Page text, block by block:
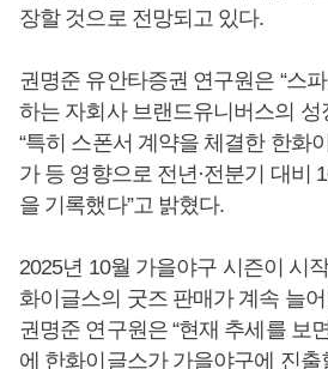
장할 것으로 전망되고 있다.
권명준 유안타증권 연구원은 “스
하는 자회사 브랜드유니버스의 성
“특히 스폰서 계약을 체결한 한화
가 등 영향으로 전년·전분기 대비
을 기록했다”고 밝혔다.
2025년 10월 가을야구 시즌이 시
화이글스의 굿즈 판매가 계속 늘
권명준 연구원은 “현재 추세를 보
에 한화이글스가 가을야구에 진출